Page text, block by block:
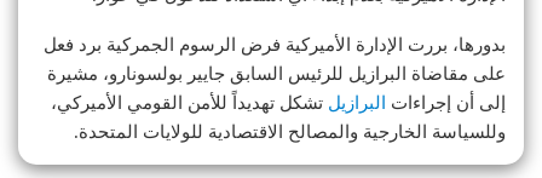
بدورها، بررت الإدارة الأميركية فرض الرسوم الجمركية برد فعل
على مقاضاة البرازيل للرئيس السابق جايير بولسونارو، مشيرة
إلى أن إجراءات
البرازيل تشكل تهديداً للأمن القومي الأميركي،
وللسياسة الخارجية والمصالح الاقتصادية للولايات المتحدة.